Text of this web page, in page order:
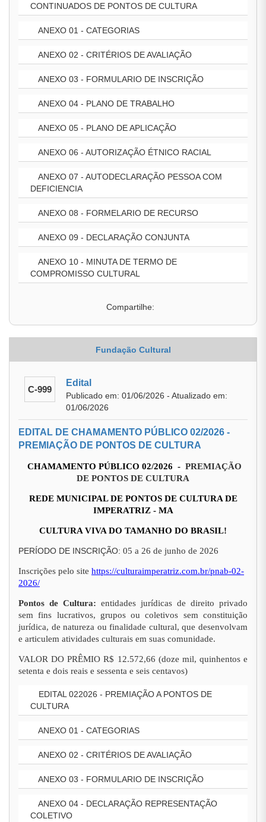
CONTINUADOS DE PONTOS DE CULTURA
ANEXO 01 - CATEGORIAS
ANEXO 02 - CRITÉRIOS DE AVALIAÇÃO
ANEXO 03 - FORMULARIO DE INSCRIÇÃO
ANEXO 04 - PLANO DE TRABALHO
ANEXO 05 - PLANO DE APLICAÇÃO
ANEXO 06 - AUTORIZAÇÃO ÉTNICO RACIAL
ANEXO 07 - AUTODECLARAÇÃO PESSOA COM
DEFICIENCIA
ANEXO 08 - FORMELARIO DE RECURSO
ANEXO 09 - DECLARAÇÃO CONJUNTA
ANEXO 10 - MINUTA DE TERMO DE
COMPROMISSO CULTURAL
Compartilhe:
Fundação Cultural
C-999
Edital
Publicado em: 01/06/2026 - Atualizado em:
01/06/2026
EDITAL DE CHAMAMENTO PÚBLICO 02/2026 -
PREMIAÇÃO DE PONTOS DE CULTURA
CHAMAMENTO PÚBLICO 02/2026 - PREMIAÇÃO
DE PONTOS DE CULTURA
REDE MUNICIPAL DE PONTOS DE CULTURA DE
IMPERATRIZ - MA
CULTURA VIVA DO TAMANHO DO BRASIL!
PERÍODO DE INSCRIÇÃO: 05 a 26 de junho de 2026
Inscrições pelo site https://culturaimperatriz.com.br/pnab-02-
2026/
Pontos de Cultura: entidades jurídicas de direito privado
sem fins lucrativos, grupos ou coletivos sem constituição
jurídica, de natureza ou finalidade cultural, que desenvolvam
e articulem atividades culturais em suas comunidade.
VALOR DO PRÊMIO R$ 12.572,66 (doze mil, quinhentos e
setenta e dois reais e sessenta e seis centavos)
EDITAL 022026 - PREMIAÇÃO A PONTOS DE
CULTURA
ANEXO 01 - CATEGORIAS
ANEXO 02 - CRITÉRIOS DE AVALIAÇÃO
ANEXO 03 - FORMULARIO DE INSCRIÇÃO
ANEXO 04 - DECLARAÇÃO REPRESENTAÇÃO
COLETIVO